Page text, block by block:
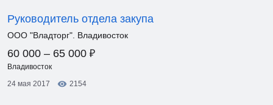
Руководитель отдела закупа
ООО "Владторг". Владивосток
60 000 – 65 000 ₽
Владивосток
24 мая 2017
2154